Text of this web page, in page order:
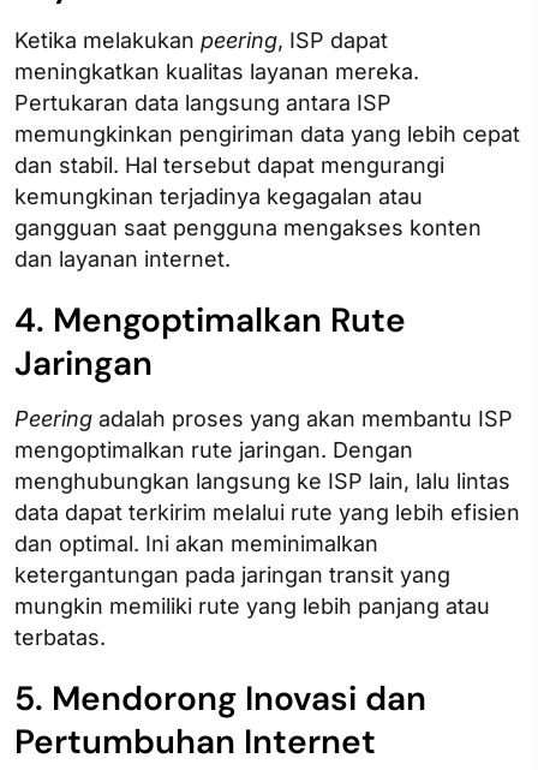
Ketika melakukan peering, ISP dapat
meningkatkan kualitas layanan mereka.
Pertukaran data langsung antara ISP
memungkinkan pengiriman data yang lebih cepat
dan stabil. Hal tersebut dapat mengurangi
kemungkinan terjadinya kegagalan atau
gangguan saat pengguna mengakses konten
dan layanan internet.
4. Mengoptimalkan Rute
Jaringan
Peering adalah proses yang akan membantu ISP
mengoptimalkan rute jaringan. Dengan
menghubungkan langsung ke ISP lain, lalu lintas
data dapat terkirim melalui rute yang lebih efisien
dan optimal. Ini akan meminimalkan
ketergantungan pada jaringan transit yang
mungkin memiliki rute yang lebih panjang atau
terbatas.
5. Mendorong Inovasi dan
Pertumbuhan Internet